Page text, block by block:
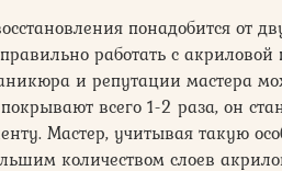
понадобится от
работать с
и репутации мастера
всего 1-2 раза, он
Мастер, учитывая такую
количеством слоев